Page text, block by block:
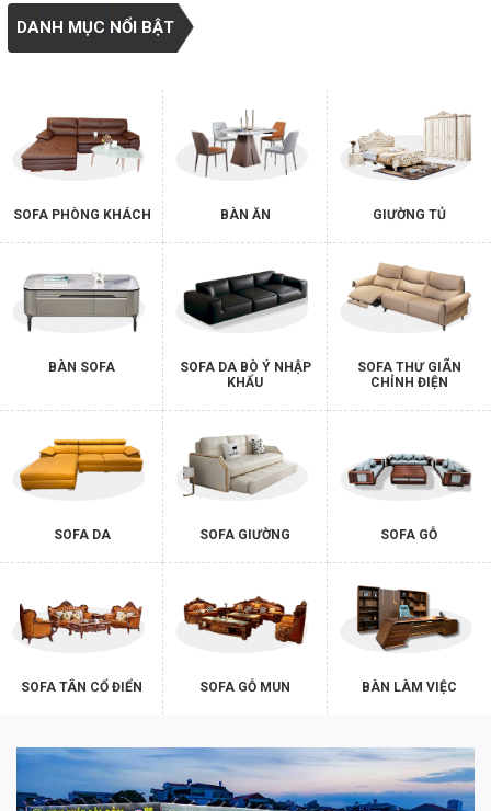
DANH MỤC NỔI BẬT
SOFA PHÒNG KHÁCH BÀN ĂN GIƯỜNG TỦ
BÀN SOFA
SOFA DA BÒ Ý NHẬP
KHẨU
SOFA THƯ GIÃN
CHỈNH ĐIỆN
SOFA DA SOFA GIƯỜNG SOFA GỖ
SOFA TÂN CỔ ĐIỂN SOFA GỖ MUN BÀN LÀM VIỆC